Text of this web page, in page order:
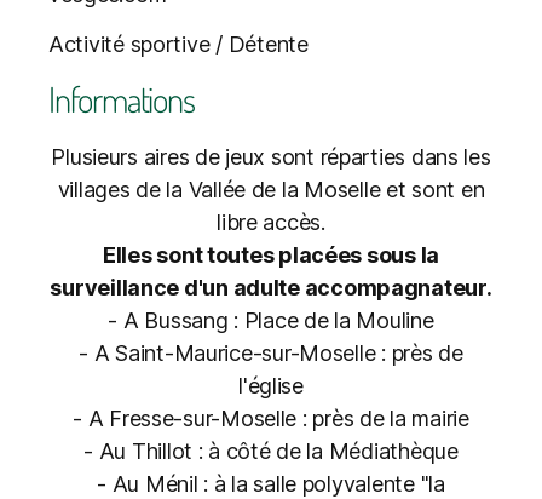
Activité sportive / Détente
Informations
Plusieurs aires de jeux sont réparties dans les
villages de la Vallée de la Moselle et sont en
libre accès.
Elles sont toutes placées sous la
surveillance d'un adulte accompagnateur.
- A Bussang : Place de la Mouline
- A Saint-Maurice-sur-Moselle : près de
l'église
- A Fresse-sur-Moselle : près de la mairie
- Au Thillot : à côté de la Médiathèque
- Au Ménil : à la salle polyvalente "la